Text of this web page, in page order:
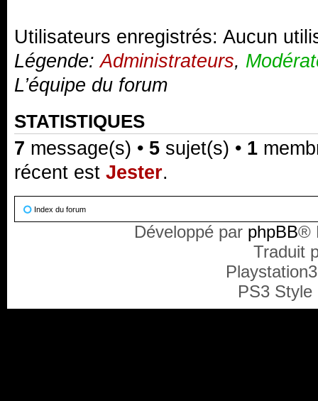
Utilisateurs enregistrés: Aucun
Légende:Administrateurs,
L’équipe du forum
STATISTIQUES
7 message(s) • 5 sujet(s) • 1
récent est Jester.
Index du forum
Développé par phpBB®
Traduit
PS3